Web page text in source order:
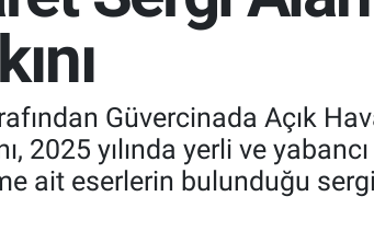
Güvercinada Açık
2025 yılında yerli ve
ait eserlerin bulunduğu sergi